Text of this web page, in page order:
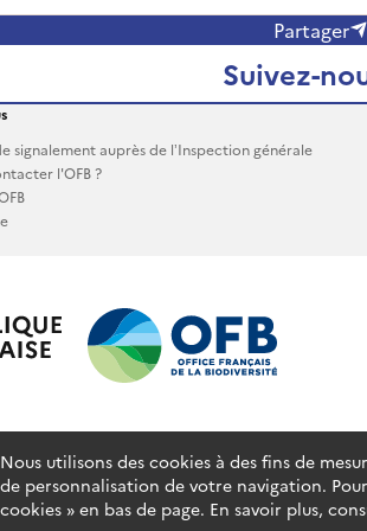
Partager
Suivez-
signalement auprès de l’Inspection générale
l'OFB ?
Accessibilité : partiellement conforme
contraire, tous les contenus de ce site sont sous
Nous utilisons des cookies à des fins de
de personnalisation de votre navigation.
cookies » en bas de page. En savoir plus,